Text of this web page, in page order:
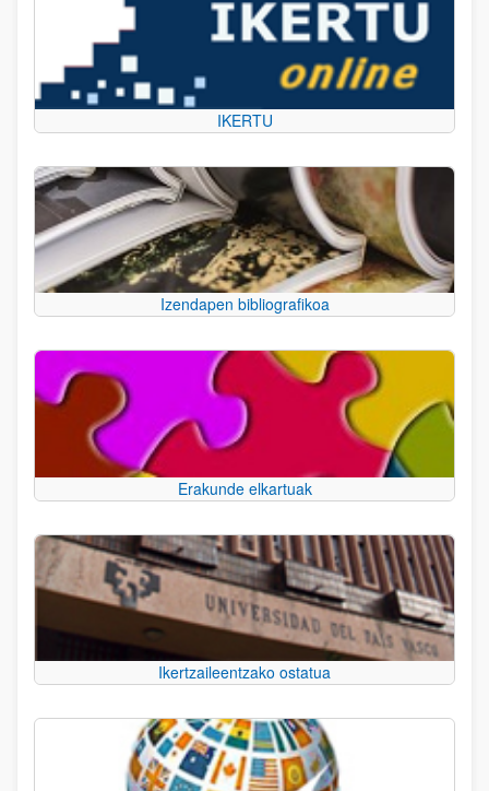
IKERTU
Izendapen bibliografikoa
Erakunde elkartuak
Ikertzaileentzako ostatua